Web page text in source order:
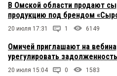
В Омской области продают
продукцию под брендом
20 июля 17:31 1 6149
Омичей приглашают на
урегулировать
20 июля 15:04 0 1583